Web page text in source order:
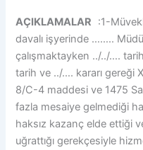
AÇIKLAMALAR :1-
davalı işyerinde ……..
çalışmaktayken ../../….
tarih ve ../…. kararı gereği
8/C-4 maddesi ve 1475
fazla mesaiye gelmediği
haksız kazanç elde ettiği
uğrattığı gerekçesiyle